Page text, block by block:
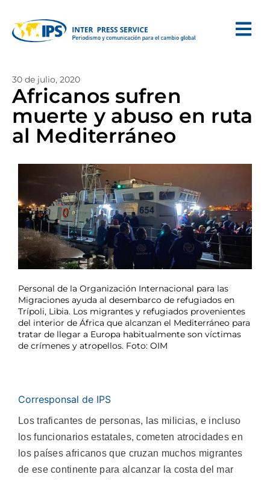
30 de julio, 2020
Africanos sufren
muerte y abuso en ruta
al Mediterráneo
Personal de la Organización Internacional para las
Migraciones ayuda al desembarco de refugiados en
Trípoli, Libia. Los migrantes y refugiados provenientes
del interior de África que alcanzan el Mediterráneo para
tratar de llegar a Europa habitualmente son víctimas
de crímenes y atropellos. Foto: OIM
Corresponsal de IPS
Los traficantes de personas, las milicias, e incluso
los funcionarios estatales, cometen atrocidades en
los países africanos que cruzan muchos migrantes
de ese continente para alcanzar la costa del mar